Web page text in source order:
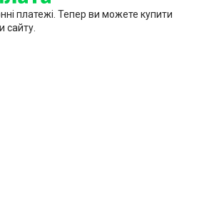
платежі. Тепер ви можете купити
сайту.